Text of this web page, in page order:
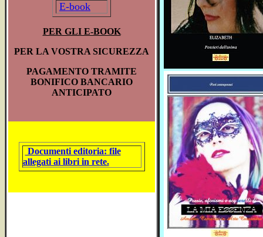
E-book
PER GLI E-BOOK
PER LA VOSTRA SICUREZZA
PAGAMENTO TRAMITE
BONIFICO BANCARIO
ANTICIPATO
Documenti editoria: file
allegati ai libri in rete.